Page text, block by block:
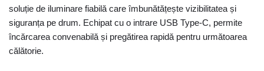
soluție de iluminare fiabilă care îmbunătățește vizibilitatea și
siguranța pe drum. Echipat cu o intrare USB Type-C, permite
încărcarea convenabilă și pregătirea rapidă pentru următoarea
călătorie.